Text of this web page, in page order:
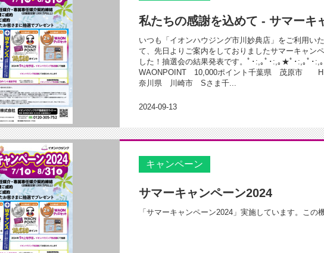
いつも「イオンハウジング市川妙典店」をご利用い
て、先日よりご案内をしておりましたサマーキャン
した！抽選会の結果発表です。ﾟ･:,｡ﾟ･:,｡★ﾟ･:,｡ﾟ･
WAONPOINT 10,000ポイント千葉県 茂原市 H
奈川県 川崎市 Sさま千...
2024-09-13
キャンペーン
サマーキャンペーン2024
「サマーキャンペーン2024」実施しています。この